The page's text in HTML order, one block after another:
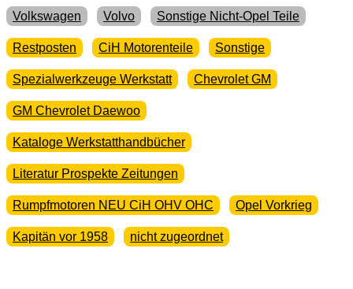
Volkswagen Volvo Sonstige Nicht-Opel Teile
Restposten CiH Motorenteile Sonstige
Spezialwerkzeuge Werkstatt Chevrolet GM
GM Chevrolet Daewoo
Kataloge Werkstatthandbücher
Literatur Prospekte Zeitungen
Rumpfmotoren NEU CiH OHV OHC Opel Vorkrieg
Kapitän vor 1958 nicht zugeordnet